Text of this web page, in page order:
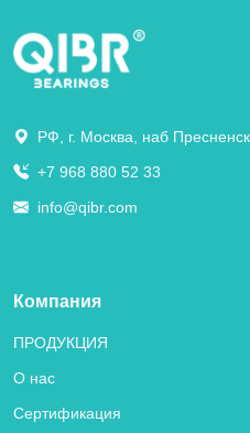
РФ, г. Москва, наб
+7 968 880 52 33
info@qibr.com
Компания
ПРОДУКЦИЯ
О нас
Сертификация